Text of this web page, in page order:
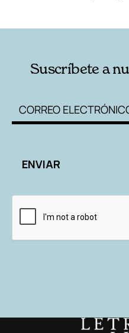
Suscríbete a